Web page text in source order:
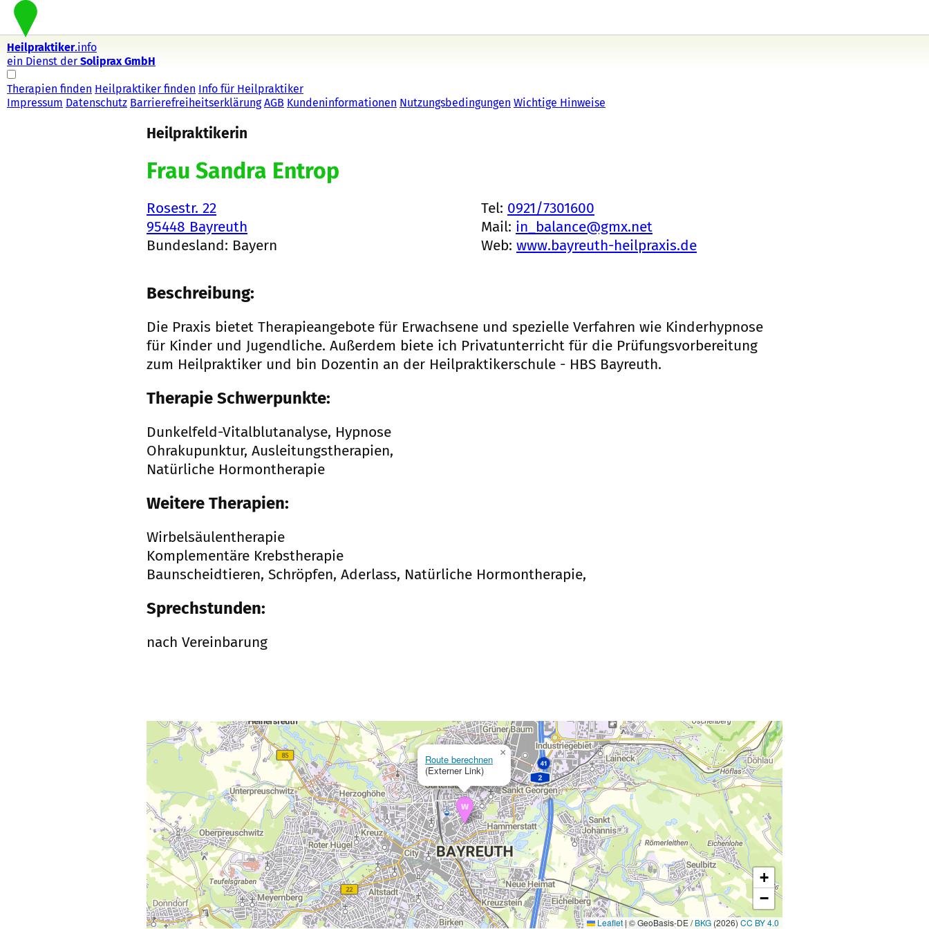
Heilpraktiker.info
ein Dienst der Soliprax GmbH
Therapien finden Heilpraktiker finden Info für Heilpraktiker
Impressum Datenschutz Barrierefreiheitserklärung AGB Kundeninformationen Nutzungsbedingungen Wichtige Hinweise
Heilpraktikerin
Frau Sandra Entrop
Rosestr. 22
95448 Bayreuth
Bundesland: Bayern
Tel: 0921/7301600
Mail: in_balance@gmx.net
Web: www.bayreuth-heilpraxis.de
Beschreibung:
Die Praxis bietet Therapieangebote für Erwachsene und spezielle Verfahren wie Kinderhypnose
für Kinder und Jugendliche. Außerdem biete ich Privatunterricht für die Prüfungsvorbereitung
zum Heilpraktiker und bin Dozentin an der Heilpraktikerschule - HBS Bayreuth.
Therapie Schwerpunkte:
Dunkelfeld-Vitalblutanalyse, Hypnose
Ohrakupunktur, Ausleitungstherapien,
Natürliche Hormontherapie
Weitere Therapien:
Wirbelsäulentherapie
Komplementäre Krebstherapie
Baunscheidtieren, Schröpfen, Aderlass, Natürliche Hormontherapie,
Sprechstunden:
nach Vereinbarung
Route berechnen
(Externer Link)
×
+
−
Leaflet |© GeoBasis-DE /BKG (2026) CC BY 4.0